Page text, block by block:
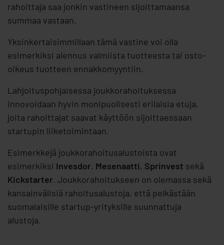
rahoittaja saa jonkin vastineen sijoittamaansa
summaa vastaan.
Yksinkertaisimmillaan tämä vastine voi olla
esimerkiksi alennus valmiista tuotteesta tai osto-
oikeus tuotteen ennakkomyyntiin.
Lahjoituspohjaisessa joukkorahoituksessa
innovoidaan hyvin monipuolisesti erilaisia etuja,
joita rahoittajat saavat käyttöön sijoittaessaan
startupin liiketoimintaan.
Esimerkkejä joukkorahoitusalustoista ovat
esimerkiksi Invesdor, Mesenaatti, Sprinvest sekä
Kickstarter. Joukkorahoitukseen on olemassa sekä
kansainvälisiä rahoitusalustoja, että pelkästään
suomalaisille startup-yrityksille suunnattuja
alustoja.